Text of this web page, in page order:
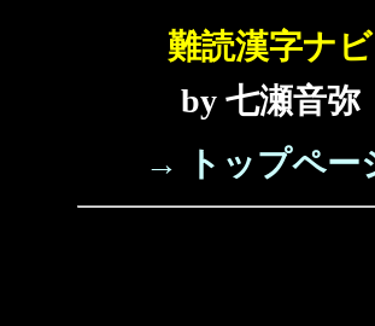
難読漢字ナビ
by 七瀬音弥
→ トップペー